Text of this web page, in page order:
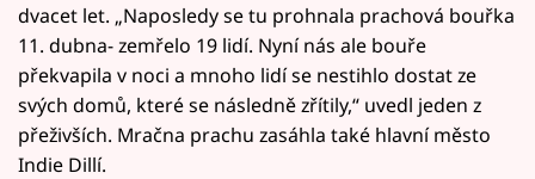
dvacet let. „Naposledy se tu prohnala prachová bouřka
11. dubna- zemřelo 19 lidí. Nyní nás ale bouře
překvapila v noci a mnoho lidí se nestihlo dostat ze
svých domů, které se následně zřítily,“ uvedl jeden z
přeživších. Mračna prachu zasáhla také hlavní město
Indie Dillí.